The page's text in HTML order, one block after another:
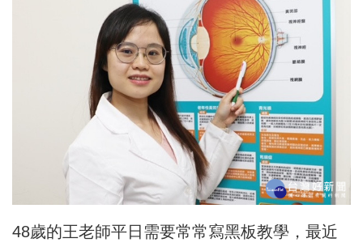
48歲的王老師平日需要常常寫黑板教學， 最近